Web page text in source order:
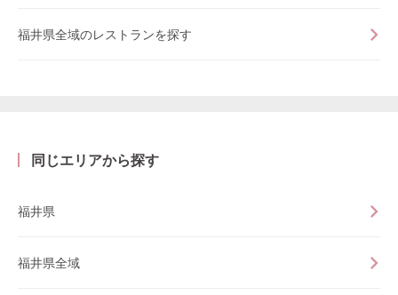
福井県全域のレストランを探す
同じエリアから探す
福井県
福井県全域